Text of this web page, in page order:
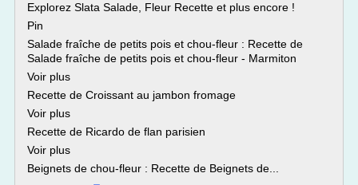
Explorez Slata Salade, Fleur Recette et plus encore !
Pin
Salade fraîche de petits pois et chou-fleur : Recette de
Salade fraîche de petits pois et chou-fleur - Marmiton
Voir plus
Recette de Croissant au jambon fromage
Voir plus
Recette de Ricardo de flan parisien
Voir plus
Beignets de chou-fleur : Recette de Beignets de...